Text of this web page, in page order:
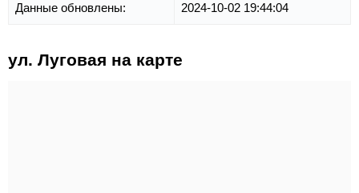
Данные обновлены: 2024-10-02 19:44:04
ул. Луговая на карте